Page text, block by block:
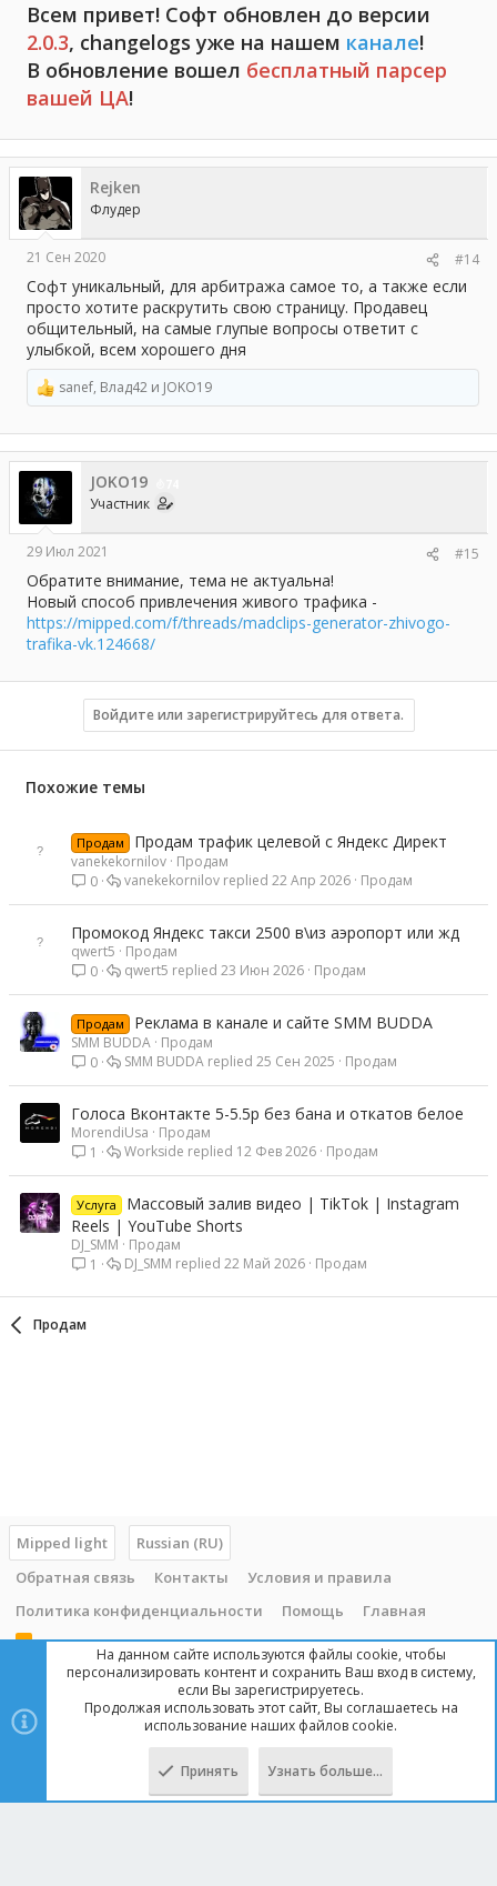
Всем привет! Софт обновлен до версии
2.0.3, changelogs уже на нашем канале!
В обновление вошел бесплатный парсер
вашей ЦА!
Rejken
Флудер
21 Сен 2020 #14
Софт уникальный, для арбитража самое то, а также если
просто хотите раскрутить свою страницу. Продавец
общительный, на самые глупые вопросы ответит с
улыбкой, всем хорошего дня
Р
е
а
к
ц
и
и
:
sanef, Влад42 и JOKO19
JOKO19
Участник
29 Июл 2021 #15
Обратите внимание, тема не актуальна!
Новый способ привлечения живого трафика -
https://mipped.com/f/threads/madclips-generator-zhivogo-
trafika-vk.124668/
Войдите или зарегистрируйтесь для ответа.
Похожие темы
Продам Продам трафик целевой с Яндекс Директ
vanekekornilov Продам
0
Продам
22 Апр 2026
vanekekornilov
Промокод Яндекс такси 2500 в\из аэропорт или жд
qwert5
Продам
0
Продам
23 Июн 2026
qwert5
Продам Реклама в канале и сайте SMM BUDDA
SMM BUDDA Продам
0
Продам
25 Сен 2025
SMM BUDDA
Голоса Вконтакте 5-5.5р без бана и откатов белое
MorendiUsa
Продам
1
Продам
12 Фев 2026
Workside
Услуга
Массовый залив видео | TikTok | Instagram
Reels | YouTube Shorts
DJ_SMM
Продам
1
Продам
22 Май 2026
DJ_SMM
Продам
Mipped light
Russian (RU)
Обратная связь
Контакты
Условия и правила
Политика конфиденциальности
Помощь Главная
R
Copyright © 2014 - 2025, mipped.com. Все права защищены. При
копировании материала с сайта, обратная ссылка обязательна!
На данном сайте используются файлы cookie, чтобы
персонализировать контент и сохранить Ваш вход в систему,
если Вы зарегистрируетесь.
Продолжая использовать этот сайт, Вы соглашаетесь на
использование наших файлов cookie.
Принять Узнать больше…